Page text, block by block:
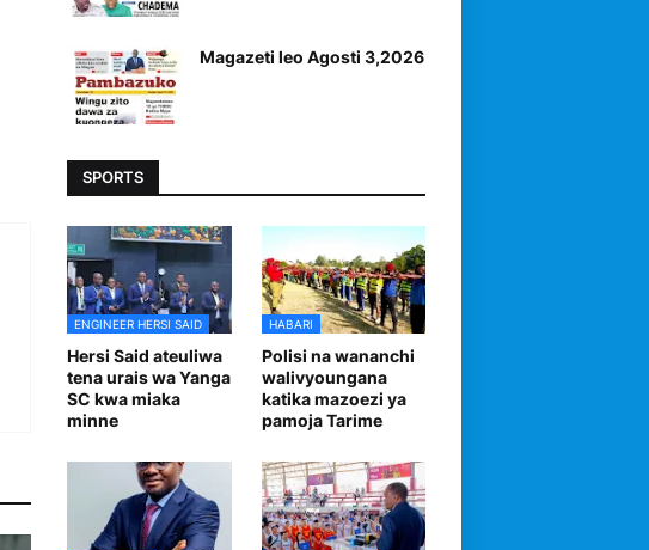
Magazeti leo Agosti 3,2026
SPORTS
ENGINEER HERSI SAID
Hersi Said ateuliwa
tena urais wa Yanga
SC kwa miaka
minne
HABARI
Polisi na wananchi
walivyoungana
katika mazoezi ya
pamoja Tarime